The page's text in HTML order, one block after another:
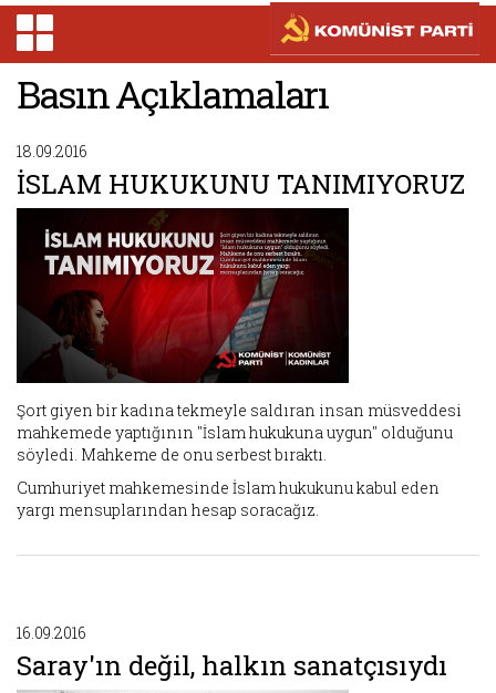
Basın Açıklamaları
18.09.2016
İSLAM HUKUKUNU TANIMIYORUZ
Şort giyen bir kadına tekmeyle saldıran insan müsveddesi
mahkemede yaptığının "İslam hukukuna uygun" olduğunu
söyledi. Mahkeme de onu serbest bıraktı.
Cumhuriyet mahkemesinde İslam hukukunu kabul eden
yargı mensuplarından hesap soracağız.
16.09.2016
Saray'ın değil, halkın sanatçısıydı